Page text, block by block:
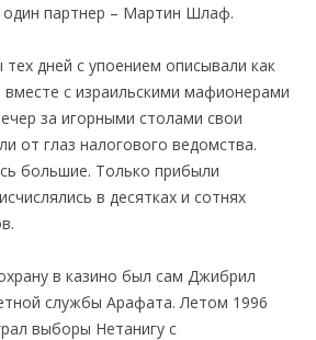
партнер – Мартин Шлаф.
тех дней с упоением описывали как
вместе с израильскими мафионерами
за игорными столами свои
от глаз налогового ведомства.
большие. Только прибыли
в десятках и сотнях
в казино был сам Джибрил
службы Арафата. Летом 1996
выборы Нетанигу с